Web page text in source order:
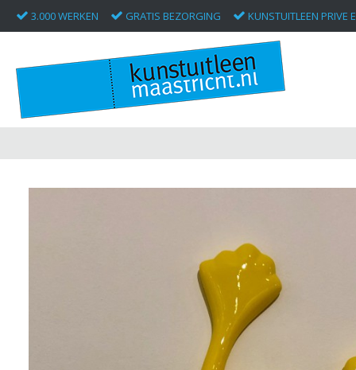
3.000 WERKEN GRATIS BEZORGING KUNSTUITLEEN PRIVE